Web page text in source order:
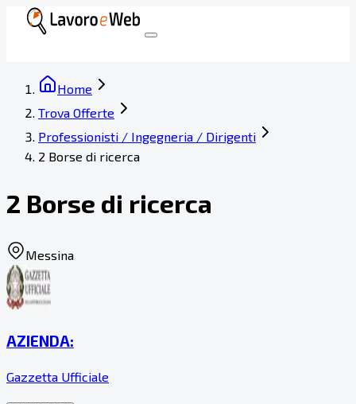
Home
Trova Offerte
Professionisti / Ingegneria / Dirigenti
2 Borse di ricerca
2 Borse di ricerca
Messina
AZIENDA:
Gazzetta Ufficiale